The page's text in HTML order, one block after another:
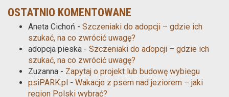
OSTATNIO KOMENTOWANE
Aneta Cichoń - Szczeniaki do adopcji – gdzie ich
szukać, na co zwrócić uwagę?
adopcja pieska - Szczeniaki do adopcji – gdzie ich
szukać, na co zwrócić uwagę?
Zuzanna - Zapytaj o projekt lub budowę wybiegu
psiPARK.pl - Wakacje z psem nad jeziorem – jaki
region Polski wybrać?